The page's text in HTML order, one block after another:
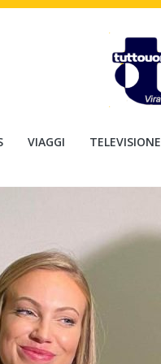
VIAGGI TELEVISIONE